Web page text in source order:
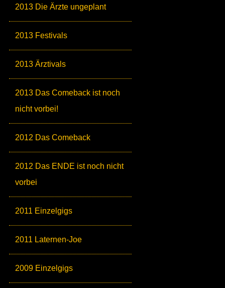
2013 Die Ärzte ungeplant
2013 Festivals
2013 Ärztivals
2013 Das Comeback ist noch
nicht vorbei!
2012 Das Comeback
2012 Das ENDE ist noch nicht
vorbei
2011 Einzelgigs
2011 Laternen-Joe
2009 Einzelgigs